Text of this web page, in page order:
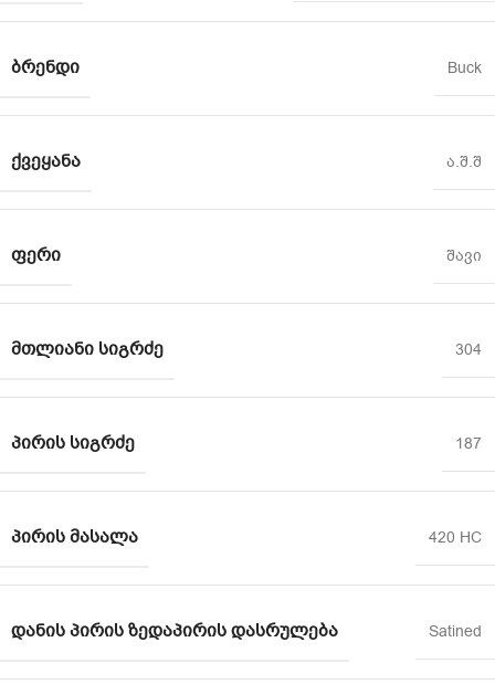
ᲑᲠᲔᲜᲓᲘ Buck
ᲥᲕᲔᲧᲐᲜᲐ ა.შ.შ
ᲤᲔᲠᲘ შავი
ᲛᲗᲚᲘᲐᲜᲘ ᲡᲘᲒᲠᲫᲔ 304
ᲞᲘᲠᲘᲡ ᲡᲘᲒᲠᲫᲔ 187
ᲞᲘᲠᲘᲡ ᲛᲐᲡᲐᲚᲐ 420 HC
ᲓᲐᲜᲘᲡ ᲞᲘᲠᲘᲡ ᲖᲔᲓᲐᲞᲘᲠᲘᲡ ᲓᲐᲡᲠᲣᲚᲔᲑᲐ Satined